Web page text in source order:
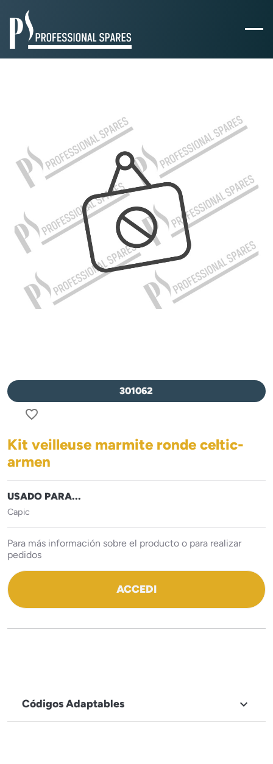
301062
favorite_border
Kit veilleuse marmite ronde celtic-
armen
USADO PARA...
Capic
Para más información sobre el producto o para realizar
pedidos
ACCEDI
Códigos Adaptables 